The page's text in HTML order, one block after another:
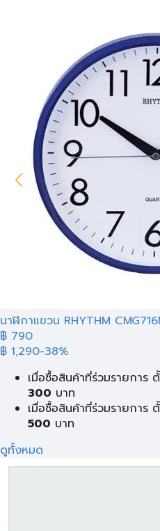
นาฬิกาแขวน RHYTHM
฿ 790
฿ 1,290-38%
เมื่อซื้อสินค้าที่ร่วมรายการ
300 บาท
เมื่อซื้อสินค้าที่ร่วมรายการ
500 บาท
ดูทั้งหมด